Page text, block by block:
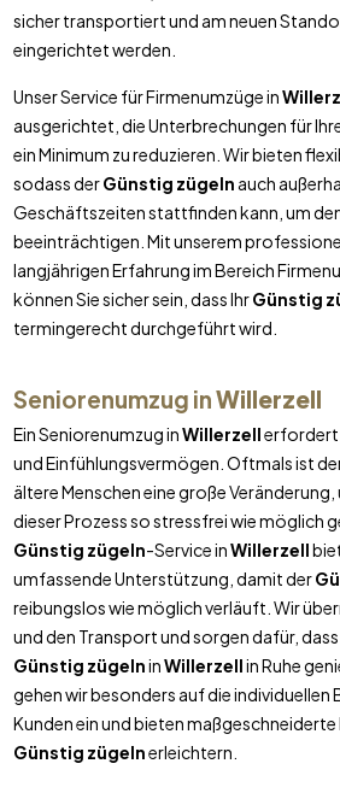
sicher transportiert und am neuen
eingerichtet werden.
Unser Service für Firmenumzüge in
ausgerichtet, die Unterbrechungen für
ein Minimum zu reduzieren. Wir bieten
sodass derGünstig zügeln auch
Geschäftszeiten stattfinden kann, um
beeinträchtigen. Mit unserem
langjährigen Erfahrung im Bereich
können Sie sicher sein, dass IhrGünstig
termingerecht durchgeführt wird.
Seniorenumzug inWillerzell
Ein Seniorenumzug inWillerzellerfordert
und Einfühlungsvermögen. Oftmals ist
ältere Menschen eine große
dieser Prozess so stressfrei wie möglich
Günstig zügeln-Service inWillerzell
umfassende Unterstützung, damit der
reibungslos wie möglich verläuft. Wir
und den Transport und sorgen dafür,
Günstig zügelninWillerzellin Ruhe
gehen wir besonders auf die individuellen
Kunden ein und bieten maßgeschneiderte
Günstig zügelnerleichtern.